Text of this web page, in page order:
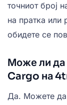
точниот број
на пратка или
обидете се
Може ли да
Cargo на
Да. Можете да